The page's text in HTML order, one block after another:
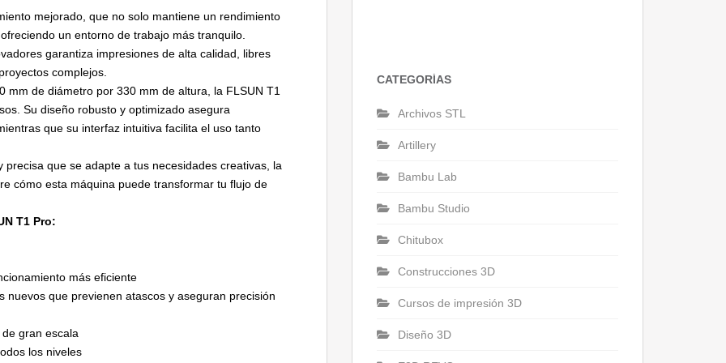
mejorado, que no solo mantiene un rendimiento
un entorno de trabajo más tranquilo.
garantiza impresiones de alta calidad, libres
complejos.
de diámetro por 330 mm de altura, la FLSUN T1
Su diseño robusto y optimizado asegura
que su interfaz intuitiva facilita el uso tanto
que se adapte a tus necesidades creativas, la
cómo esta máquina puede transformar tu flujo de
T1 Pro:
más eficiente
nuevos que previenen atascos y aseguran precisión
gran escala
los niveles
CATEGORÍAS
Archivos STL
Artillery
Bambu Lab
Bambu Studio
Chitubox
Construcciones 3D
Cursos de impresión 3D
Diseño 3D